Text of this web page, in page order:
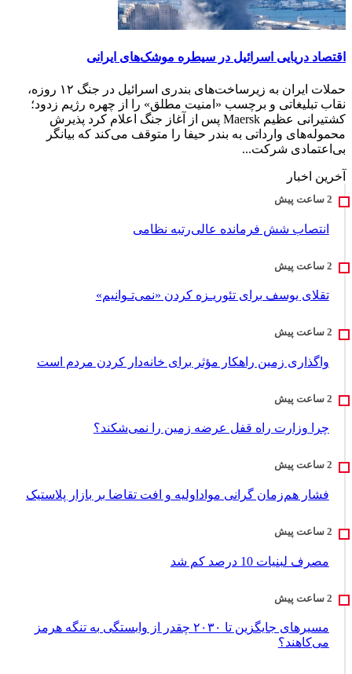
اقتصاد دریایی اسرائیل در سیطره موشک‌های ایرانی
حملات ایران به زیرساخت‌های بندری اسرائیل در جنگ ۱۲ روزه،
نقاب تبلیغاتی و برچسب «امنیت مطلق» را از چهره رژیم زدود؛
کشتیرانی عظیم Maersk پس از آغاز جنگ اعلام کرد پذیرش
محموله‌های وارداتی به بندر حیفا را متوقف می‌کند که بیانگر
بی‌اعتمادی شرکت‌...
آخرین اخبار
انتصاب شش فرمانده عالی‌رتبه نظامی
تقلای یوسف برای تئور‌یـزه ک‍ردن «نمی‌تـوانیم»
واگذاری زمین راهکار مؤثر برای خانه‌دار کردن مردم است
چرا وزارت راه قفل عرضه زمین را نمی‌شکند؟
فشار هم‌زمان گرانی مواداولیه و افت تقاضا بر بازار پلاستیک
مصرف لبنیات 10 درصد کم شد
مسیرهای جایگزین تا ۲۰۳۰ چقدر از وابستگی به تنگه هرمز
می‌کاهند؟